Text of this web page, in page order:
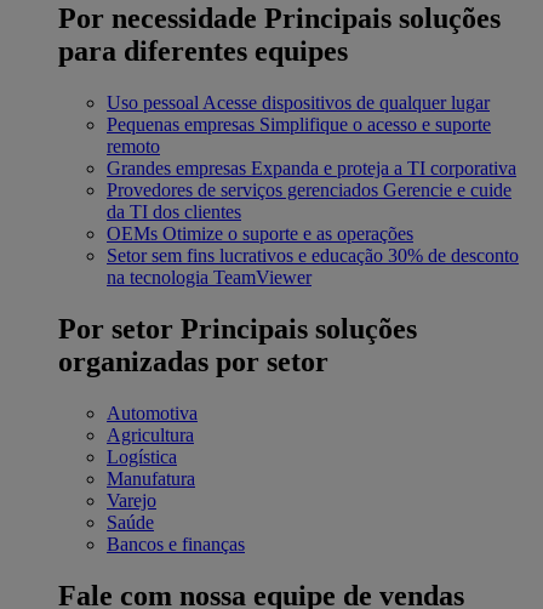
Por necessidade Principais soluções
para diferentes equipes
Uso pessoal Acesse dispositivos de qualquer lugar
Pequenas empresas Simplifique o acesso e suporte
remoto
Grandes empresas Expanda e proteja a TI corporativa
Provedores de serviços gerenciados Gerencie e cuide
da TI dos clientes
OEMs Otimize o suporte e as operações
Setor sem fins lucrativos e educação 30% de desconto
na tecnologia TeamViewer
Por setor Principais soluções
organizadas por setor
Automotiva
Agricultura
Logística
Manufatura
Varejo
Saúde
Bancos e finanças
Fale com nossa equipe de vendas